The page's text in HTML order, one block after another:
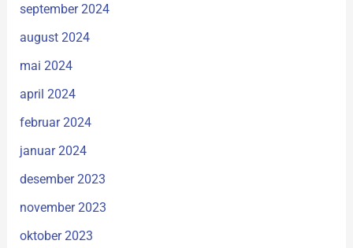
september 2024
august 2024
mai 2024
april 2024
februar 2024
januar 2024
desember 2023
november 2023
oktober 2023